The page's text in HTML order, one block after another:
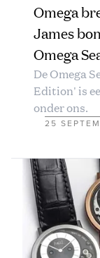
Omega
James
Omega
De Omega
Edition' is
onder ons.
25